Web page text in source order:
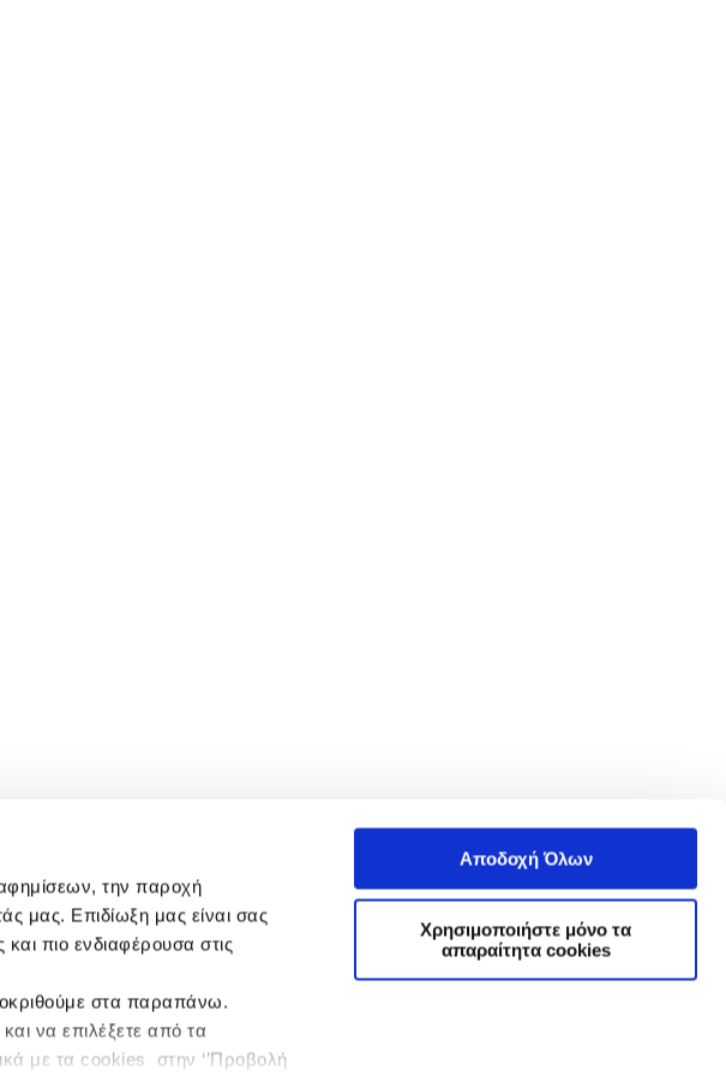
την παροχή
μας. Επιδίωξη μας είναι σας
πιο ενδιαφέρουσα στις
στα παραπάνω.
να επιλέξετε από τα
με τα cookies στην ‘’Προβολή
Αποδοχή Όλων
Χρησιμοποιήστε μόνο τα
απαραίτητα cookies